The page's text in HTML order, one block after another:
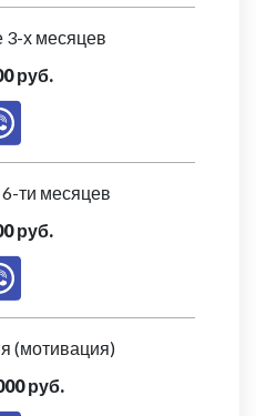
3-х месяцев
руб.
ти месяцев
руб.
(мотивация)
руб.